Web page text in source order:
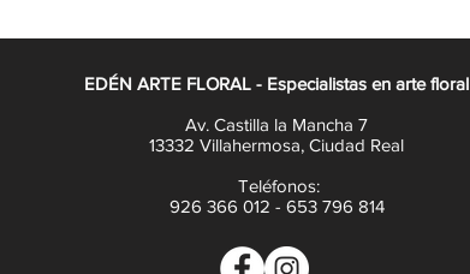
EDÉN ARTE FLORAL - Especialistas en arte floral
Av. Castilla la Mancha 7
13332 Villahermosa, Ciudad Real
Teléfonos:
926 366 012 - 653 796 814